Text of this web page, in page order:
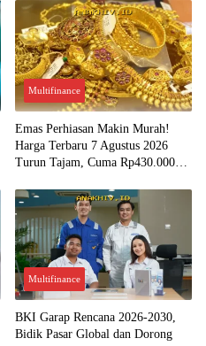
Multifinance
Emas Perhiasan Makin Murah!
Harga Terbaru 7 Agustus 2026
Turun Tajam, Cuma Rp430.000
Multifinance
BKI Garap Rencana 2026-2030,
Bidik Pasar Global dan Dorong